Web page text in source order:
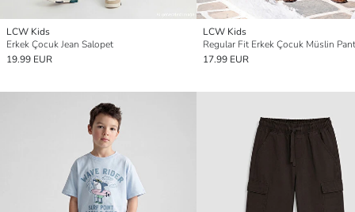
LCW Kids
Erkek Çocuk Jean Salopet
19.99 EUR
LCW Kids
Regular Fit Erkek Çocuk Müslin
17.99 EUR